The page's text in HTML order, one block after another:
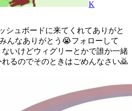
K
シュボードに来てくれてありがと
んなありがとう😭フォローして
いけどウィグリーとかで誰か一緒
るのでそのときはごめんなさい🙇